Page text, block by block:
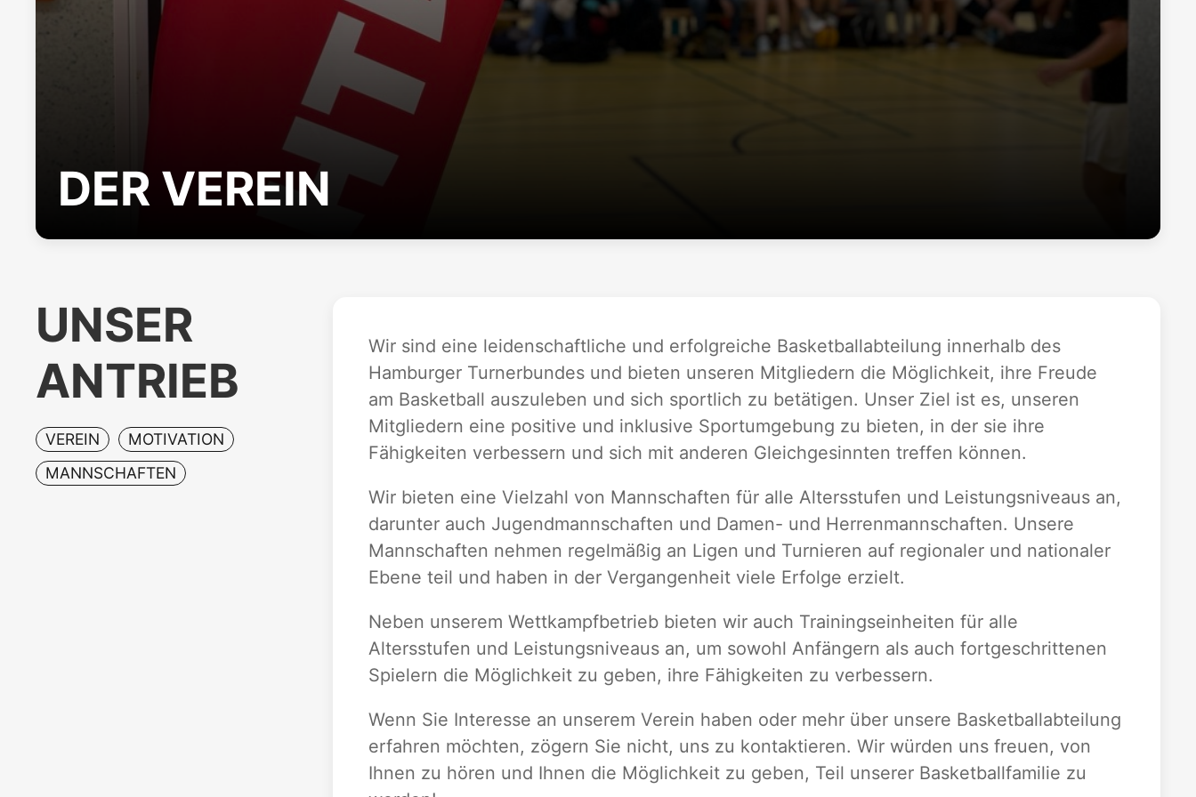
DER VEREIN
UNSER
ANTRIEB
VEREIN
MOTIVATION
MANNSCHAFTEN
Wir sind eine leidenschaftliche und erfolgreiche Basketballabteilung innerhalb des
Hamburger Turnerbundes und bieten unseren Mitgliedern die Möglichkeit, ihre Freude
am Basketball auszuleben und sich sportlich zu betätigen. Unser Ziel ist es, unseren
Mitgliedern eine positive und inklusive Sportumgebung zu bieten, in der sie ihre
Fähigkeiten verbessern und sich mit anderen Gleichgesinnten treffen können.
Wir bieten eine Vielzahl von Mannschaften für alle Altersstufen und Leistungsniveaus an,
darunter auch Jugendmannschaften und Damen- und Herrenmannschaften. Unsere
Mannschaften nehmen regelmäßig an Ligen und Turnieren auf regionaler und nationaler
Ebene teil und haben in der Vergangenheit viele Erfolge erzielt.
Neben unserem Wettkampfbetrieb bieten wir auch Trainingseinheiten für alle
Altersstufen und Leistungsniveaus an, um sowohl Anfängern als auch fortgeschrittenen
Spielern die Möglichkeit zu geben, ihre Fähigkeiten zu verbessern.
Wenn Sie Interesse an unserem Verein haben oder mehr über unsere Basketballabteilung
erfahren möchten, zögern Sie nicht, uns zu kontaktieren. Wir würden uns freuen, von
Ihnen zu hören und Ihnen die Möglichkeit zu geben, Teil unserer Basketballfamilie zu